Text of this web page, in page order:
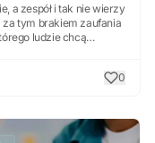
a zespół i tak nie wierzy
tym brakiem zaufania
ludzie chcą
0